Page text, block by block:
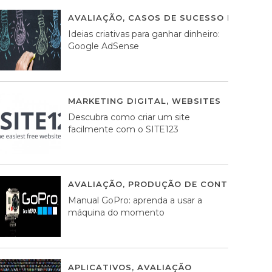
AVALIAÇÃO, CASOS DE SUCESSO DE
Ideias criativas para ganhar dinheiro:
Google AdSense
MARKETING DIGITAL, WEBSITES
Descubra como criar um site
facilmente com o SITE123
AVALIAÇÃO, PRODUÇÃO DE CONTEÚDOS
Manual GoPro: aprenda a usar a
máquina do momento
APLICATIVOS, AVALIAÇÃO